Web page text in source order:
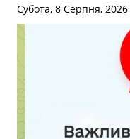
Субота, 8 Серпня, 2026